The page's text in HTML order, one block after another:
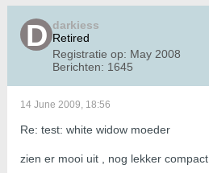
darkiess
Retired
Registratie op: May 2008
Berichten: 1645
14 June 2009, 18:56
Re: test: white widow moeder
zien er mooi uit , nog lekker compact